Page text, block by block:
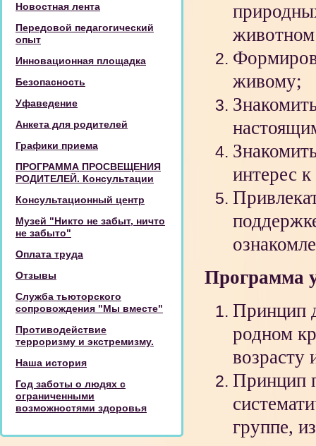
живому;
интерес
Программа
Принцип
родном
возрасту
Принцип
группе,
Новостная лента
Передовой педагогический
опыт
Инновационная площадка
Безопасность
Уфаведение
Анкета для родителей
Графики приема
ПРОГРАММА ПРОСВЕЩЕНИЯ
РОДИТЕЛЕЙ. Консультации
Консультационный центр
Музей "Никто не забыт, ничто
не забыто"
Оплата труда
Отзывы
Служба тьюторского
сопровождения "Мы вместе"
Противодействие
терроризму и экстремизму.
Наша история
Год заботы о людях с
ограниченными
возможностями здоровья